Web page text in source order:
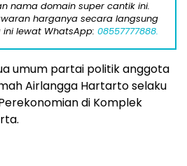
nama domain super cantik ini.
harganya secara langsung
lewat WhatsApp: 08557777888.
umum partai politik anggota
Airlangga Hartarto selaku
di Komplek